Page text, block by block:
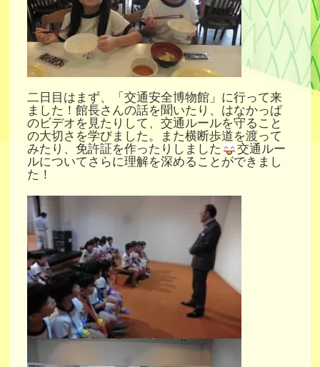
二日目はまず、「交通安全博物館」に行って来
ました！館長さんの話を聞いたり、はなかっぱ
のビデオを見たりして、交通ルールを守ること
の大切さを学びました。また横断歩道を渡って
みたり、免許証を作ったりしました
交通ルー
ルについてさらに理解を深めることができまし
た！